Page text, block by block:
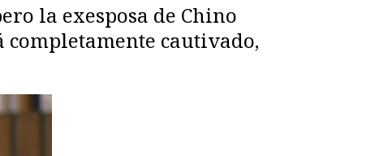
la exesposa de Chino
completamente cautivado,